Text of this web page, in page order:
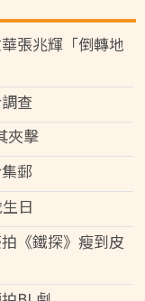
張兆輝「倒轉地
查
夾擊
郵
日
《鐵探》瘦到皮